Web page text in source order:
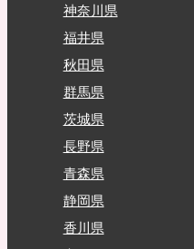
神奈川県
福井県
秋田県
群馬県
茨城県
長野県
青森県
静岡県
香川県